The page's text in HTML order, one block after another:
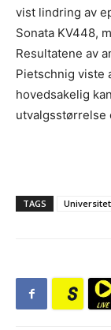
vist lindring av
Sonata KV448,
Resultatene av
Pietschnig viste
hovedsakelig
utvalgsstørrelse
TAGS